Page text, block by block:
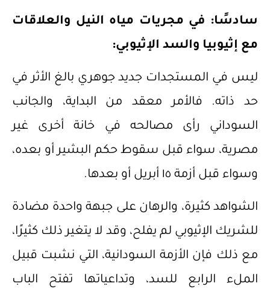
سادسًا: في مجريات مياه النيل والعلاقات
مع إثيوبيا والسد الإثيوبي:
ليس في المستجدات جديد جوهري بالغ الأثر في
حد ذاته. فالأمر معقد من البداية، والجانب
السوداني رأى مصالحه في خانة أخرى غير
مصرية، سواء قبل سقوط حكم البشير أو بعده،
وسواء قبل أزمة ١٥ أبريل أو بعدها.
الشواهد كثيرة، والرهان على جبهة واحدة مضادة
للشريك الإثيوبي لم يفلح، وقد لا يتغير ذلك كثيرًا،
مع ذلك فإن الأزمة السودانية، التي نشبت قبيل
الملء الرابع للسد، وتداعياتها تفتح الباب